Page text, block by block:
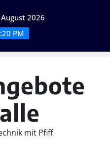
2026
PM
mit Pfiff